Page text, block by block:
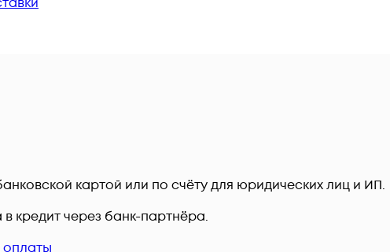
картой или по счёту для юридических лиц и ИП.
кредит через банк-партнёра.
оплаты